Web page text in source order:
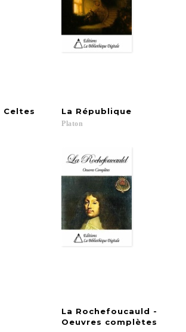
Celtes La République
Platon
La Rochefoucauld -
Oeuvres complètes